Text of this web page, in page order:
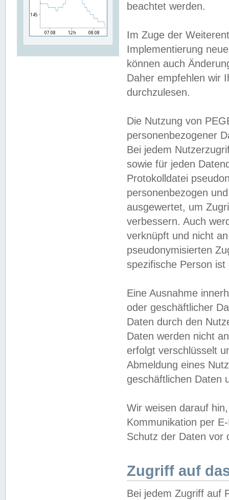
beachtet werden.
Im Zuge der
Implementierung
können auch
Daher empfehlen wir
durchzulesen.
Die Nutzung von
personenbezogener
Bei jedem
sowie für jeden
Protokolldatei
personenbezogen
ausgewertet, um
verbessern. Auch
verknüpft und nicht
pseudonymisierten
spezifische Person
Eine Ausnahme
oder geschäftlicher
Daten durch den
Daten werden nicht
erfolgt verschlüsselt
Abmeldung eines
geschäftlichen Daten
Wir weisen darauf
Kommunikation per
Schutz der Daten vor
Zugriff auf
Bei jedem Zugriff auf